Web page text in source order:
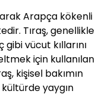
Arapça kökenli
Tıraş, genellikle
vücut kıllarını
için kullanılan
kişisel bakımın
yaygın